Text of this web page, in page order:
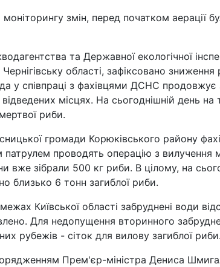
змін, перед початком аерації
та Державної екологічної
області, зафіксовано зниження
у співпраці з фахівцями ДСНС продовжує
відведених місцях. На сьогоднішній день на
риби.
громади Корюківського району
патрулем проводять операцію з вилучення
вже зібрали 500 кг риби. В цілому, на
близько 6 тонн загиблої риби.
Київської області забруднені води
Для недопущення вторинного
рубежів - сіток для вилову загиблої риби.
Прем'єр-міністра Дениса